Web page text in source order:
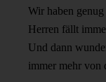
Wir haben
Herren fällt
Und dann
immer mehr von